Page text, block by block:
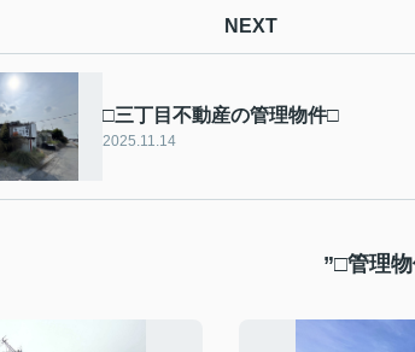
NEXT
□三丁目不動産の管理物件□
2025.11.14
”□管理